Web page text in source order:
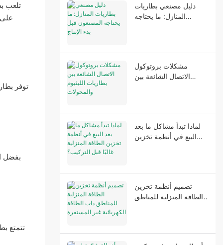
تلعب
توفر
بفضل
تتمتع
دليل مصنعي بطاريات
المنازل: ما يحتاجه
مشكلات بروتوكول
الاتصال الشائعة بين
لماذا تبدأ مشاكل ما بعد
البيع في أنظمة تخزين
تصميم أنظمة تخزين
الطاقة المنزلية للمناطق